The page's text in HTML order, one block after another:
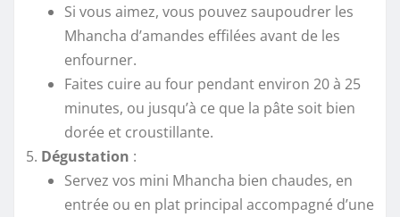
Si vous aimez, vous pouvez saupoudrer les
Mhancha d’amandes effilées avant de les
enfourner.
Faites cuire au four pendant environ 20 à 25
minutes, ou jusqu’à ce que la pâte soit bien
dorée et croustillante.
Dégustation :
Servez vos mini Mhancha bien chaudes, en
entrée ou en plat principal accompagné d’une